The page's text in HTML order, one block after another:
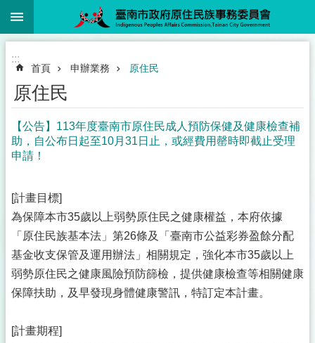
跳到主要內容區塊
:::
首頁 申辦業務 原住民
原住民
【公告】113年度臺南市原住民成人預防保健及健康檢查補
助，自公布日起至10月31日止，或經費用罄時即截止受理
申請！
[計畫目標]
為保障本市35歲以上弱勢原住民之健康權益，本府依據
「原住民族基本法」第26條及「臺南市公益彩券盈餘分配
基金收支保管及運用辦法」相關規定，強化本市35歲以上
弱勢原住民之健康風險預防篩檢，提供健康檢查等相關健康
保障扶助，及早發現身體健康警訊，特訂定本計畫。
[計畫期程]